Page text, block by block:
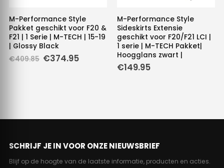
M-Performance Style
Pakket geschikt voor F20 &
F21 | 1 Serie | M-TECH | 15-19
| Glossy Black
€409.85 Oorspronkelijke
€374.95Huidige
M-Performance Style
Sideskirts Extensie
geschikt voor F20/F21 LCI |
1 serie | M-TECH Pakket|
Hoogglans zwart |
€149.95
SCHRIJF JE IN VOOR ONZE NIEUWSBRIEF
Blijf op de hoogte van de laatste informatie, producten en acties.